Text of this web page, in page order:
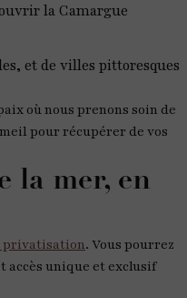
la Camargue
et de villes pittoresques
où nous prenons soin de
pour récupérer de vos
la mer, en
privatisation. Vous pourrez
accès unique et exclusif